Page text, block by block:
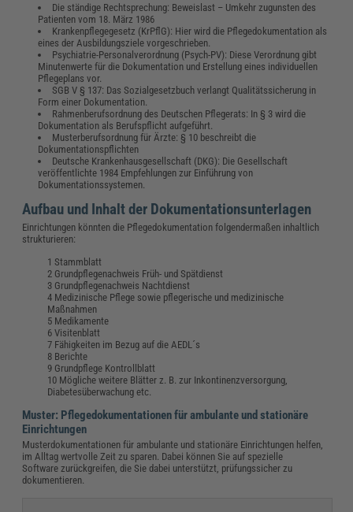
Die ständige Rechtsprechung: Beweislast – Umkehr zugunsten des
Patienten vom 18. März 1986
Krankenpflegegesetz (KrPflG): Hier wird die Pflegedokumentation als
eines der Ausbildungsziele vorgeschrieben.
Psychiatrie-Personalverordnung (Psych-PV): Diese Verordnung gibt
Minutenwerte für die Dokumentation und Erstellung eines individuellen
Pflegeplans vor.
SGB V § 137: Das Sozialgesetzbuch verlangt Qualitätssicherung in
Form einer Dokumentation.
Rahmenberufsordnung des Deutschen Pflegerats: In § 3 wird die
Dokumentation als Berufspflicht aufgeführt.
Musterberufsordnung für Ärzte: § 10 beschreibt die
Dokumentationspflichten
Deutsche Krankenhausgesellschaft (DKG): Die Gesellschaft
veröffentlichte 1984 Empfehlungen zur Einführung von
Dokumentationssystemen.
Aufbau und Inhalt der Dokumentationsunterlagen
Einrichtungen könnten die Pflegedokumentation folgendermaßen inhaltlich
strukturieren:
Stammblatt
Grundpflegenachweis Früh- und Spätdienst
Grundpflegenachweis Nachtdienst
Medizinische Pflege sowie pflegerische und medizinische
Maßnahmen
Medikamente
Visitenblatt
Fähigkeiten im Bezug auf die AEDL´s
Berichte
Grundpflege Kontrollblatt
Mögliche weitere Blätter z. B. zur Inkontinenzversorgung,
Diabetesüberwachung etc.
Muster: Pflegedokumentationen für ambulante und stationäre
Einrichtungen
Musterdokumentationen für ambulante und stationäre Einrichtungen helfen,
im Alltag wertvolle Zeit zu sparen. Dabei können Sie auf spezielle
Software zurückgreifen, die Sie dabei unterstützt, prüfungssicher zu
dokumentieren.